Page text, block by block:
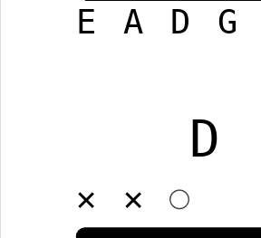
E A D G
D
✕ ✕